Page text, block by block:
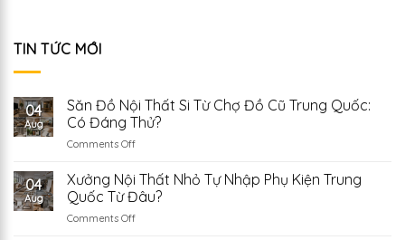
TIN TỨC MỚI
04
Aug
Săn Đồ Nội Thất Si Từ Chợ Đồ Cũ Trung Quốc:
Có Đáng Thử?
Comments Offon
Đồ
Nội
Thất
Si
04
Aug
Xưởng Nội Thất Nhỏ Tự Nhập Phụ Kiện Trung
Quốc Từ Đâu?
Comments Offon